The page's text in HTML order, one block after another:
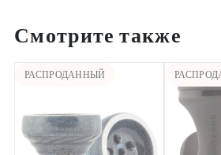
Смотрите также
РАСПРОДАННЫЙ